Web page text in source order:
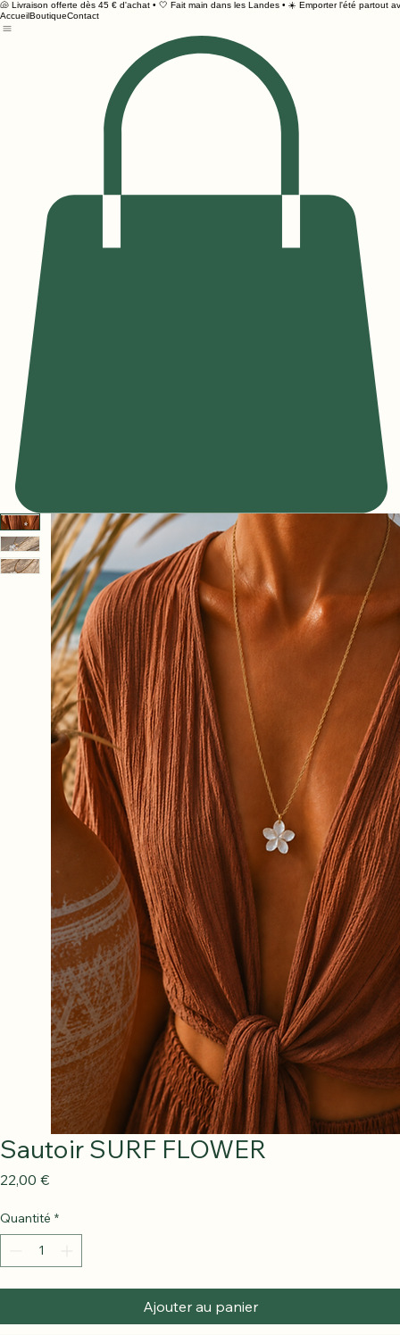
🐚 Livraison offerte dès 45 € d'achat • 🤍 Fait main dans les Landes • ☀️ Emporter l'été partout
AccueilBoutiqueContact
Sautoir SURF FLOWER
22,00 €Prix
Quantité *
Ajouter au panier